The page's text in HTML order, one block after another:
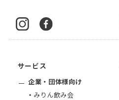
サービス
企業・団体様向け
みりん飲み会